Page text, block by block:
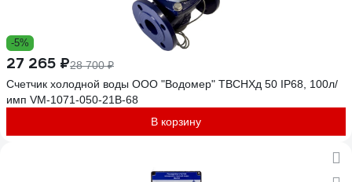
-5%
27 265 ₽28 700 ₽
Счетчик холодной воды ООО "Водомер" ТВСНХд 50 IP68, 100л/
имп VM-1071-050-21B-68
В корзину